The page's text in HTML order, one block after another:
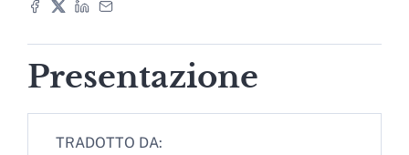
Presentazione
TRADOTTO DA: